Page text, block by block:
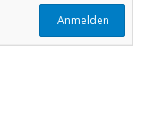
Anmelden